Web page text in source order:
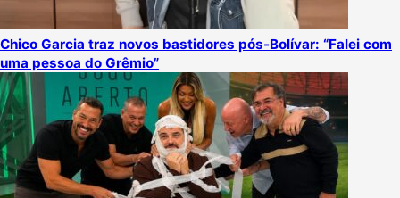
Chico Garcia traz novos bastidores pós-Bolívar: “Falei com
uma pessoa do Grêmio”